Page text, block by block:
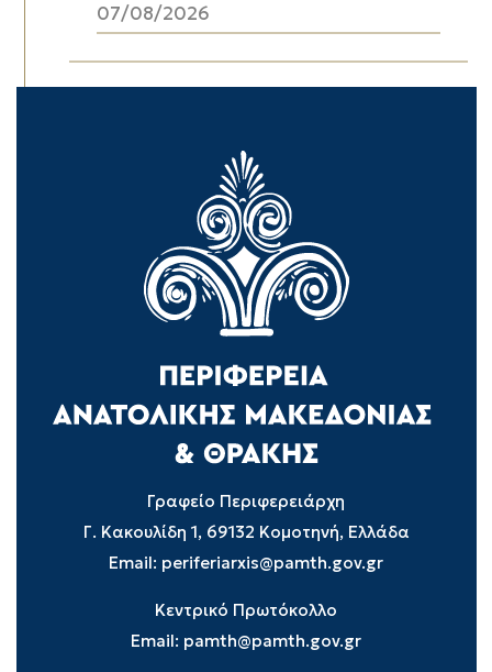
07/08/2026
Γραφείο Περιφερειάρχη
Γ. Κακουλίδη 1, 69132 Κομοτηνή, Ελλάδα
Email: periferiarxis@pamth.gov.gr
Κεντρικό Πρωτόκολλο
Email: pamth@pamth.gov.gr